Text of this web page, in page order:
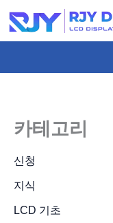
콘
텐
로
카테고리
신청
지식
LCD 기초